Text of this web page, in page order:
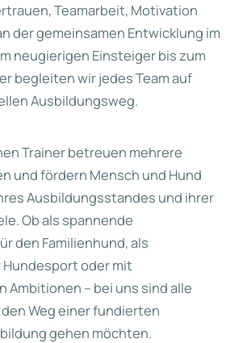
Teamarbeit, Motivation
der gemeinsamen Entwicklung im
neugierigen Einsteiger bis zum
begleiten wir jedes Team auf
Ausbildungsweg.
Trainer betreuen mehrere
und fördern Mensch und Hund
Ausbildungsstandes und ihrer
Ob als spannende
den Familienhund, als
oder mit
– bei uns sind alle
Weg einer fundierten
gehen möchten.